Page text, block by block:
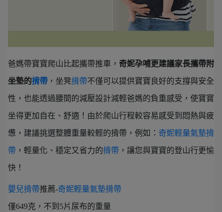
爸媽帶寶寶爬山比起攜帶推車， 奇妮孕哺更建議家長攜帶附
坐墊的揹帶 ，坐凳揹帶不僅可以提供寶寶良好的支撐與安全
性，也能透過腰間的減壓設計減輕爸媽的負重感受，使寶寶
坐得更加自在、舒適！由於爬山行程較容易感受到悶熱與疲
憊，建議挑選整體重量較輕的揹帶，例如： 奇妮輕量氣墊揹
帶 ，輕量化、穩定又省力的揹帶 ，讓您與寶寶的登山行更愉
快！
嬰兒揹帶推薦-奇妮輕量氣墊揹帶
僅649克，不到5片尿布的重量